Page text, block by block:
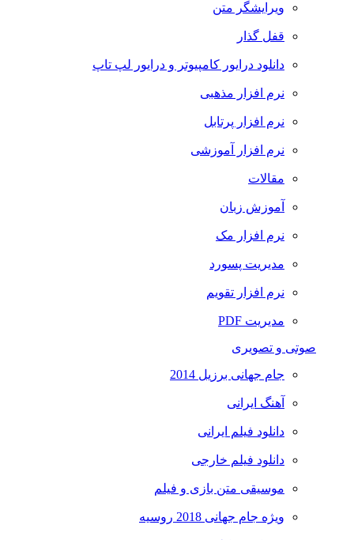
ویرایشگر متن
قفل گذار
دانلود درایور کامپیوتر و درایور لپ تاپ
نرم افزار مذهبی
نرم افزار پرتابل
نرم افزار آموزشی
مقالات
آموزش زبان
نرم افزار مک
مدیریت پسورد
نرم افزار تقویم
مدیریت PDF
صوتی و تصویری
جام جهانی برزیل 2014
آهنگ ایرانی
دانلود فیلم ایرانی
دانلود فیلم خارجی
موسیقی متن بازی و فیلم
ویژه جام جهانی 2018 روسیه